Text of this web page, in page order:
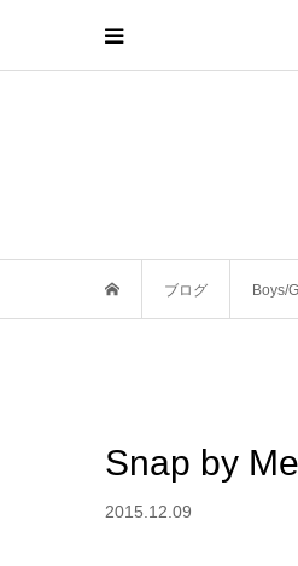
ブログ Boys/
Snap by
2015.12.09